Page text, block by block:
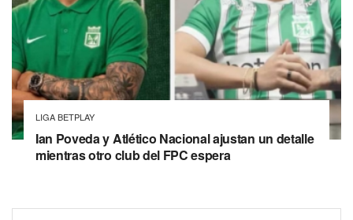
LIGA BETPLAY
Ian Poveda y Atlético Nacional ajustan un detalle
mientras otro club del FPC espera